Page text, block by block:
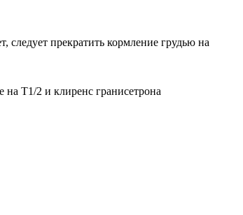
прекратить кормление грудью на
T1/2 и клиренс гранисетрона